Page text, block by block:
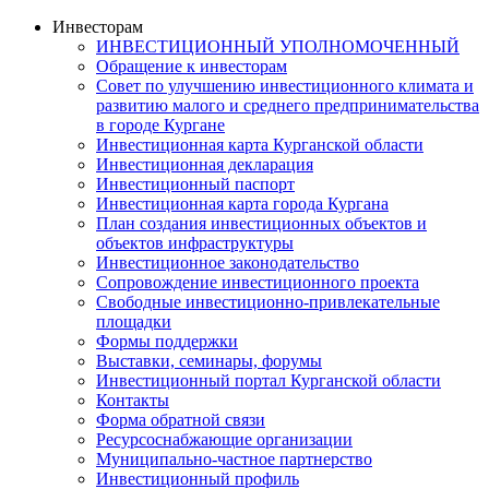
Инвесторам
ИНВЕСТИЦИОННЫЙ УПОЛНОМОЧЕННЫЙ
Обращение к инвесторам
Совет по улучшению инвестиционного климата и
развитию малого и среднего предпринимательства
в городе Кургане
Инвестиционная карта Курганской области
Инвестиционная декларация
Инвестиционный паспорт
Инвестиционная карта города Кургана
План создания инвестиционных объектов и
объектов инфраструктуры
Инвестиционное законодательство
Сопровождение инвестиционного проекта
Свободные инвестиционно-привлекательные
площадки
Формы поддержки
Выставки, семинары, форумы
Инвестиционный портал Курганской области
Контакты
Форма обратной связи
Ресурсоснабжающие организации
Муниципально-частное партнерство
Инвестиционный профиль